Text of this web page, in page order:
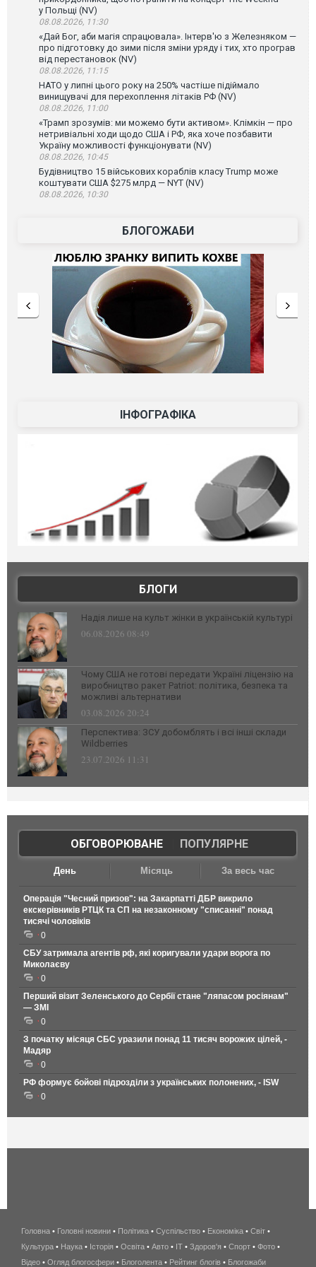
у Польщі (NV)
08.08.2026, 11:30
«Дай Бог, аби магія спрацювала». Інтерв'ю з Железняком —
про підготовку до зими після зміни уряду і тих, хто програв
від перестановок (NV)
08.08.2026, 11:15
НАТО у липні цього року на 250% частіше підіймало
винищувачі для перехоплення літаків РФ (NV)
08.08.2026, 11:00
«Трамп зрозумів: ми можемо бути активом». Клімкін — про
нетривіальні ходи щодо США і РФ, яка хоче позбавити
Україну можливості функціонувати (NV)
08.08.2026, 10:45
Будівництво 15 військових кораблів класу Trump може
коштувати США $275 млрд — NYT (NV)
08.08.2026, 10:30
БЛОГОЖАБИ
ІНФОГРАФІКА
БЛОГИ
Надія лише на культ жінки в українській культурі
06.08.2026 08:49
Чому США не готові передати Україні ліцензію на
виробництво ракет Patriot: політика, безпека та
можливі альтернативи
03.08.2026 20:24
Перспектива: ЗСУ добомблять і всі інші склади
Wildberries
23.07.2026 11:31
ОБГОВОРЮВАНЕ| ПОПУЛЯРНЕ
День Місяць За весь час
Операція "Чесний призов": на Закарпатті ДБР викрило
екскерівників РТЦК та СП на незаконному "списанні" понад
тисячі чоловіків
0
СБУ затримала агентів рф, які коригували удари ворога по
Миколаєву
0
Перший візит Зеленського до Сербії стане "ляпасом росіянам"
— ЗМІ
0
З початку місяця СБС уразили понад 11 тисяч ворожих цілей, -
Мадяр
0
РФ формує бойові підрозділи з українських полонених, - ISW
0
беспроводной
интернет
киев
Головна • Головні новини • Політика • Суспільство • Економіка • Світ •
Культура • Наука • Історія • Освіта • Авто • IT • Здоров'я • Спорт • Фото •
Відео • Огляд блогосфери • Блоголента • Рейтинг блогів • Блогожаби